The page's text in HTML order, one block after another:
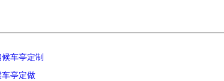
车亭定制
车亭定做